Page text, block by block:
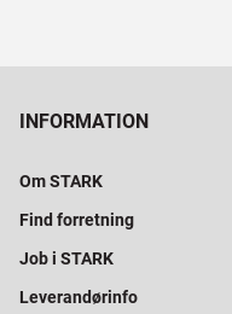
INFORMATION
Om STARK
Find forretning
Job i STARK
Leverandørinfo